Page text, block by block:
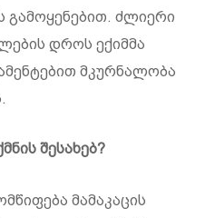
გამოყენებით. ძლიერი
დროს ექიმმა
მკურნალობა
შესახებ?
მამაკაცის